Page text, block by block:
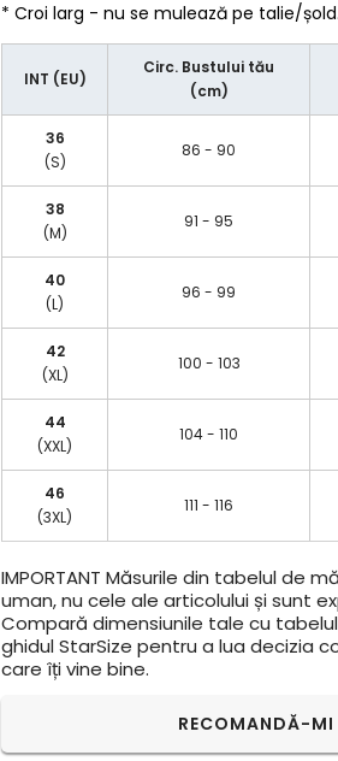
* Croi larg - nu se mulează pe talie/
INT (EU)
Circ. Bustului tău
(cm)
36
(S)
86 - 90
38
(M)
91 - 95
40
(L)
96 - 99
42
(XL)
100 - 103
44
(XXL)
104 - 110
46
(3XL)
111 - 116
IMPORTANT Măsurile din tabelul de
uman, nu cele ale articolului și sunt
Compară dimensiunile tale cu
ghidul StarSize pentru a lua decizia
care îți vine bine.
RECOMANDĂ-MI